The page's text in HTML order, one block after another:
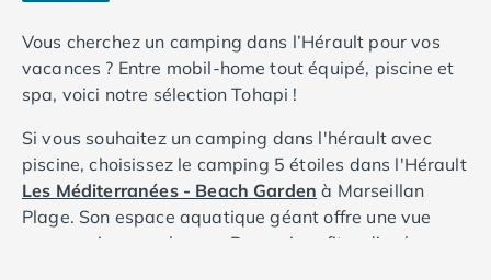
Vous cherchez un camping dans l’Hérault pour vos
vacances ? Entre mobil-home tout équipé, piscine et
spa, voici notre sélection Tohapi !
Si vous souhaitez un camping dans l'hérault avec
piscine, choisissez le camping 5 étoiles dans l'Hérault
Les Méditerranées - Beach Garden à Marseillan
Plage. Son espace aquatique géant offre une vue
panoramique sur la mer. De quoi profiter d’un beau